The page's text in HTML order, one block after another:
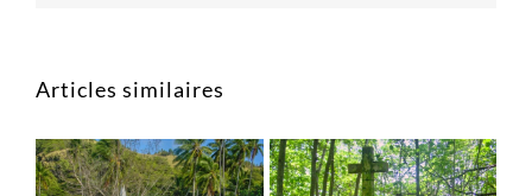
Articles similaires